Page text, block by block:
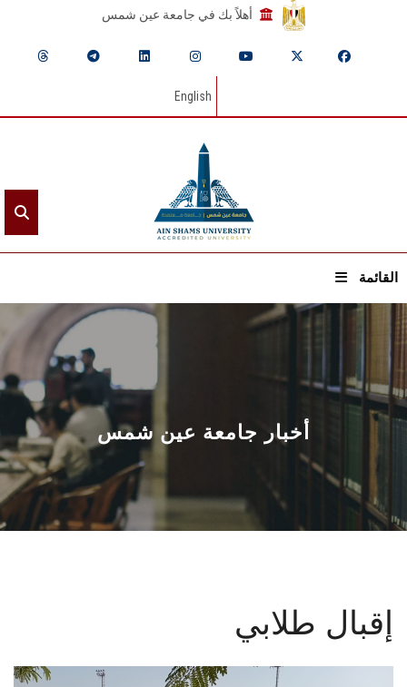
أهلاً بك في جامعة عين شمس
English
القائمة
الرئيسيـة
عن الجامعة
القطاعـات
الشئون الأكاديمية
البحث العلمي
الأنظمة الذكية
أخبار جامعة عين شمس
إقبال طلابي